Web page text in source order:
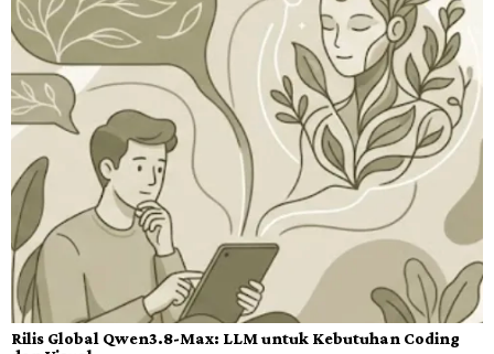
Rilis Global Qwen3.8-Max: LLM untuk Kebutuhan Coding